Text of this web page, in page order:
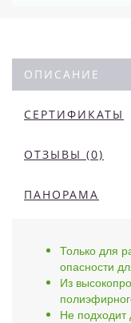
ОПИСАНИЕ
СЕРТИФИКАТЫ
ОТЗЫВЫ (0)
ПАНОРАМА
Только для
опасности
Из
Не подходит